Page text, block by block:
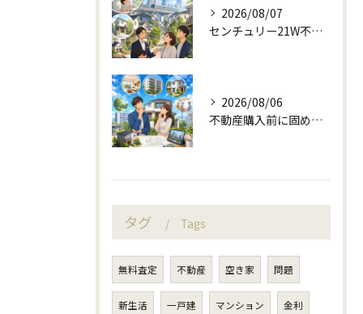
2026/08/07
センチュリー21W不動産販売の駅近相談と地域目線
2026/08/06
不動産購入前に固める資金計画と住み替え判断
タグ Tags
無料査定 不動産 空き家 問題
新生活 一戸建 マンション 金利